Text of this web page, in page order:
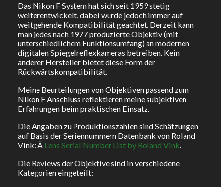
Das Nikon F System hat sich seit 1959 stetig
weiterentwickelt, dabei wurde jedoch immer auf
weitgehende Kompatibilität geachtet. Derzeit kann
man jedes nach 1977 produzierte Objektiv (mit
unterschiedlichem Funktionsumfang) an modernen
digitalen Spiegelreflexkameras betreiben. Kein
anderer Hersteller bietet diese Form der
Rückwärtskompatibilität.
Meine Beurteilungen von Objektiven passend zum
Nikon F Anschluss reflektieren meine subjektiven
Erfahrungen beim praktischen Einsatz.
Die Angaben zu Produktionszahlen sind Schätzungen
auf Basis der Seriennummern Datenbank von Roland
Vink: Â Lens Serial Number List by Roland Vink.
Die Reviews der Objektive sind in verschiedene
Kategorien eingeteilt: